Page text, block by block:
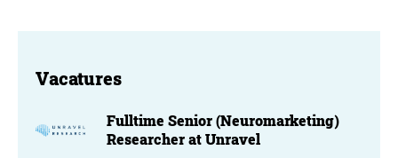
Vacatures
Fulltime Senior (Neuromarketing)
Researcher at Unravel